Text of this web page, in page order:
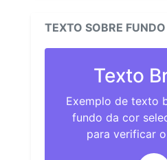
TEXTO SOBRE
Texto
Exemplo de texto
fundo da cor
para verificar